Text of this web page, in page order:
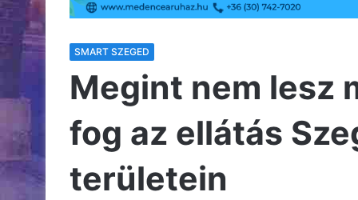
SMART SZEGED
Megint nem lesz
fog az ellátás
területein